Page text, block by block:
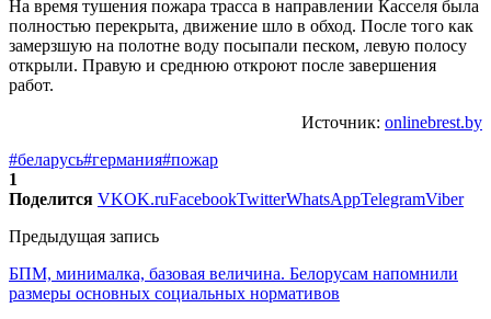
На время тушения пожара трасса в направлении Касселя была
полностью перекрыта, движение шло в обход. После того как
замерзшую на полотне воду посыпали песком, левую полосу
открыли. Правую и среднюю откроют после завершения
работ.
Источник: onlinebrest.by
#беларусь#германия#пожар
1
Поделится VKOK.ruFacebookTwitterWhatsAppTelegramViber
Предыдущая запись
БПМ, минималка, базовая величина. Белорусам напомнили
размеры основных социальных нормативов